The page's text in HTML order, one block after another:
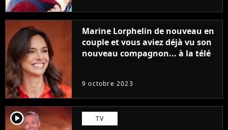
Marine Lorphelin de nouveau en
couple et vous aviez déjà vu son
nouveau compagnon... à la télé
9 octobre 2023
player2 TV